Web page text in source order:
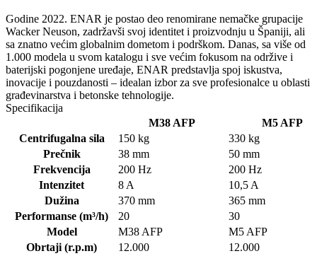
Godine 2022. ENAR je postao deo renomirane nemačke grupacije
Wacker Neuson, zadržavši svoj identitet i proizvodnju u Španiji, ali
sa znatno većim globalnim dometom i podrškom. Danas, sa više od
1.000 modela u svom katalogu i sve većim fokusom na održive i
baterijski pogonjene uređaje, ENAR predstavlja spoj iskustva,
inovacije i pouzdanosti – idealan izbor za sve profesionalce u oblasti
građevinarstva i betonske tehnologije.
Specifikacija
M38 AFP
M5 AFP
Centrifugalna sila
150 kg
330 kg
Prečnik
38 mm
50 mm
Frekvencija
200 Hz
200 Hz
Intenzitet
8 A
10,5 A
Dužina
370 mm
365 mm
Performanse (m³/h)
20
30
Model
M38 AFP
M5 AFP
Obrtaji (r.p.m)
12.000
12.000